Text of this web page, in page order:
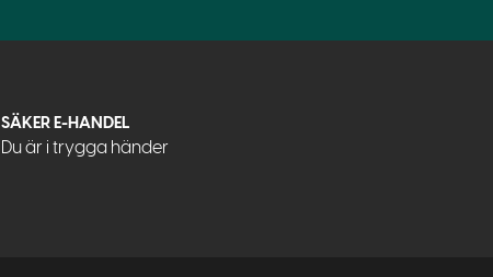
SÄKER E-HANDEL
Du är i trygga händer